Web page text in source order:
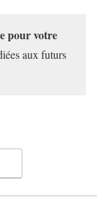
pour votre
aux futurs